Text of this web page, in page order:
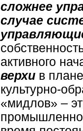
сложнее
случае
активного
верхи в
культурно-
«мидлов» –